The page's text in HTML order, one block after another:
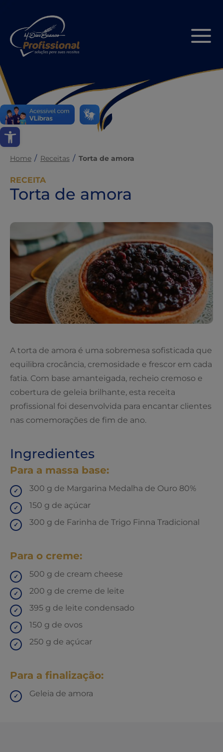
Abrir a barra de ferramentas
Home Receitas Torta de amora
RECEITA
Torta de amora
A torta de amora é uma sobremesa sofisticada que
equilibra crocância, cremosidade e frescor em cada
fatia. Com base amanteigada, recheio cremoso e
cobertura de geleia brilhante, esta receita
profissional foi desenvolvida para encantar clientes
nas comemorações de fim de ano.
Ingredientes
Para a massa base:
300 g de Margarina Medalha de Ouro 80%
150 g de açúcar
300 g de Farinha de Trigo Finna Tradicional
Para o creme:
500 g de cream cheese
200 g de creme de leite
395 g de leite condensado
150 g de ovos
250 g de açúcar
Para a finalização:
Geleia de amora